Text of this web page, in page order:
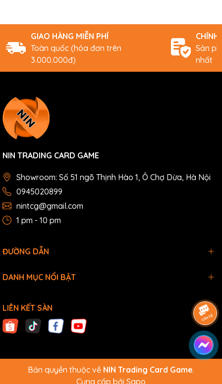
GIAO HÀNG MIỄN PHÍ
Toàn quốc (hóa đơn trên
3.000.000đ)
CHÍNH
Sản
nhất
NIN TRADING CARD GAME
Showroom: Số 51 ngõ Thịnh Hào 1, Ô Chợ Dừa, Hà Nội
0945020899
nintcg@gmail.com
1 pm - 10 pm
ĐƯỜNG DẪN
DANH MỤC NỔI BẬT
LIÊN KẾT SÀN
Bản quyền thuộc về NIN Trading Card Game.
Cung cấp bởi Sapo